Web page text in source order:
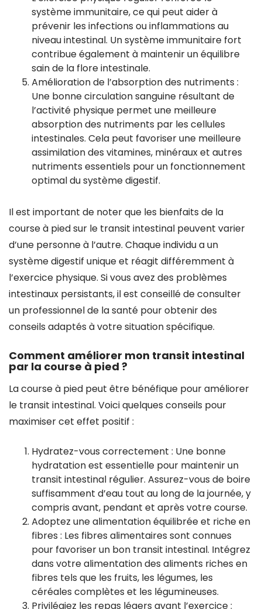
système immunitaire, ce qui peut aider à
prévenir les infections ou inflammations au
niveau intestinal. Un système immunitaire fort
contribue également à maintenir un équilibre
sain de la flore intestinale.
Amélioration de l’absorption des nutriments :
Une bonne circulation sanguine résultant de
l’activité physique permet une meilleure
absorption des nutriments par les cellules
intestinales. Cela peut favoriser une meilleure
assimilation des vitamines, minéraux et autres
nutriments essentiels pour un fonctionnement
optimal du système digestif.
Il est important de noter que les bienfaits de la
course à pied sur le transit intestinal peuvent varier
d’une personne à l’autre. Chaque individu a un
système digestif unique et réagit différemment à
l’exercice physique. Si vous avez des problèmes
intestinaux persistants, il est conseillé de consulter
un professionnel de la santé pour obtenir des
conseils adaptés à votre situation spécifique.
Comment améliorer mon transit intestinal
par la course à pied ?
La course à pied peut être bénéfique pour améliorer
le transit intestinal. Voici quelques conseils pour
maximiser cet effet positif :
Hydratez-vous correctement : Une bonne
hydratation est essentielle pour maintenir un
transit intestinal régulier. Assurez-vous de boire
suffisamment d’eau tout au long de la journée, y
compris avant, pendant et après votre course.
Adoptez une alimentation équilibrée et riche en
fibres : Les fibres alimentaires sont connues
pour favoriser un bon transit intestinal. Intégrez
dans votre alimentation des aliments riches en
fibres tels que les fruits, les légumes, les
céréales complètes et les légumineuses.
Privilégiez les repas légers avant l’exercice :